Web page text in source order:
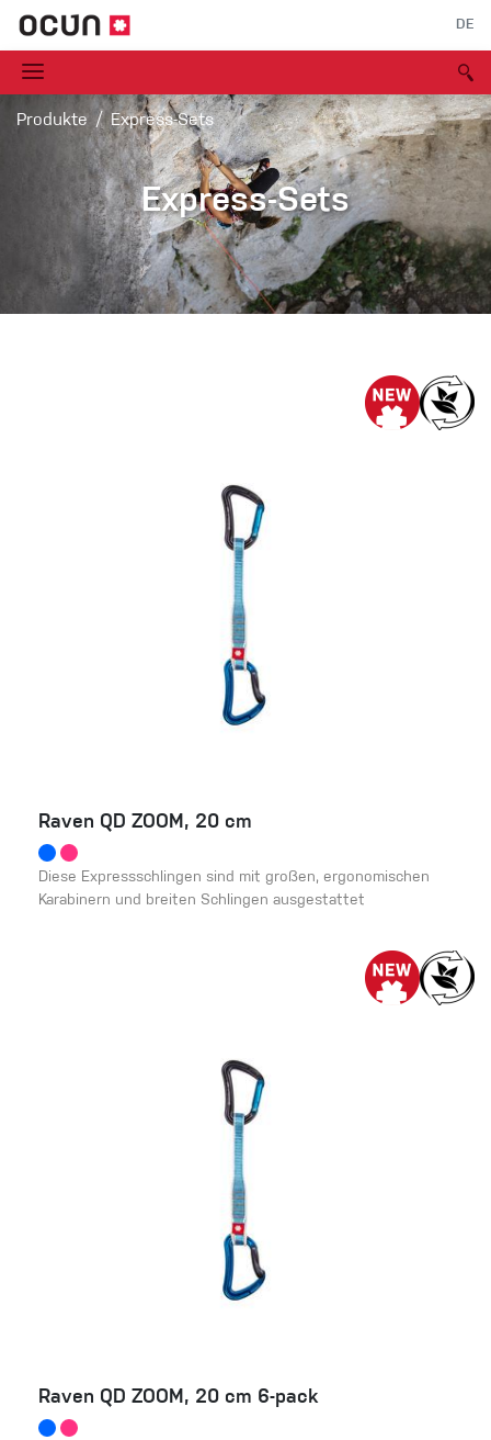
DE
Produkte Express-Sets
Express-Sets
Raven QD ZOOM, 20 cm
Diese Expressschlingen sind mit großen, ergonomischen
Karabinern und breiten Schlingen ausgestattet
Raven QD ZOOM, 20 cm 6-pack